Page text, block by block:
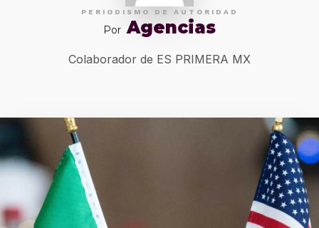
PERIODISMO DE AUTORIDAD
Por Agencias
Colaborador de ES PRIMERA MX